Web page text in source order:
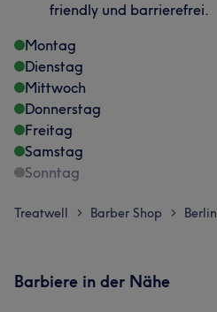
friendly und barrierefrei.
Montag
Dienstag
Mittwoch
Donnerstag
Freitag
Samstag
Sonntag
Treatwell > Barber Shop > Berlin
Barbiere in der Nähe